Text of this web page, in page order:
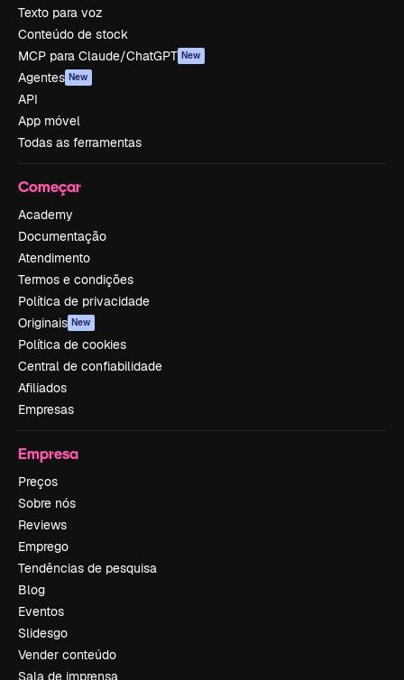
Texto para voz
Conteúdo de stock
MCP para Claude/ChatGPT New
Agentes New
API
App móvel
Todas as ferramentas
Começar
Academy
Documentação
Atendimento
Termos e condições
Política de privacidade
Originais New
Política de cookies
Central de confiabilidade
Afiliados
Empresas
Empresa
Preços
Sobre nós
Reviews
Emprego
Tendências de pesquisa
Blog
Eventos
Slidesgo
Vender conteúdo
Sala de imprensa